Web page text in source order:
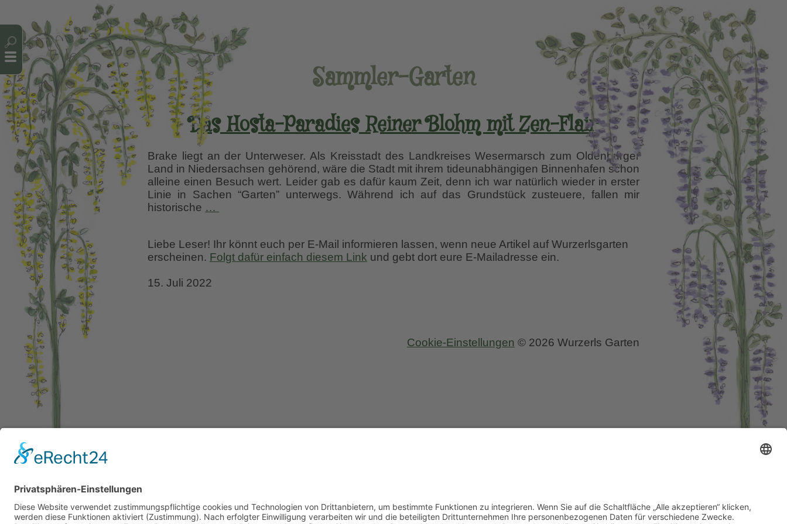
Sammler-Garten
Das Hosta-Paradies Reiner Blohm mit Zen-Flair
Brake liegt an der Unterweser. Als Kreisstadt des Landkreises Wesermarsch zum Oldenburger
Land in Niedersachsen gehörend, wäre die Stadt mit ihrem tideunabhängigen Binnenhafen schon
alleine einen Besuch wert. Leider gab es dafür kaum Zeit, denn ich war natürlich wieder in erster
Linie in Sachen “Garten” unterwegs. Während ich auf das Grundstück zusteuere, fallen mir
historische …
Reiner
Blohm
Liebe Leser! Ihr könnt euch per E-Mail informieren lassen, wenn neue Artikel auf Wurzerlsgarten
erscheinen. Folgt dafür einfach diesem Link und gebt dort eure E-Mailadresse ein.
15. Juli 2022
Cookie-Einstellungen © 2026 Wurzerls Garten
Cookie-Einstellungen